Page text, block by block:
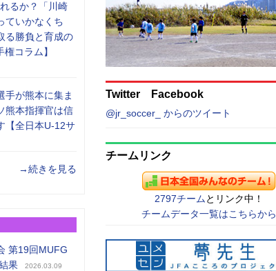
るか？「川崎
ていかなくち
る勝負と育成の
コラム】
手が熊本に集ま
熊本指揮官は信
【全日本U-12サ
→続きを見る
第19回MUFG
果
2026.03.09
Twitter Facebook
@jr_soccer_ からのツイート
チームリンク
2797チーム とリンク中！
チームデータ一覧はこちらから